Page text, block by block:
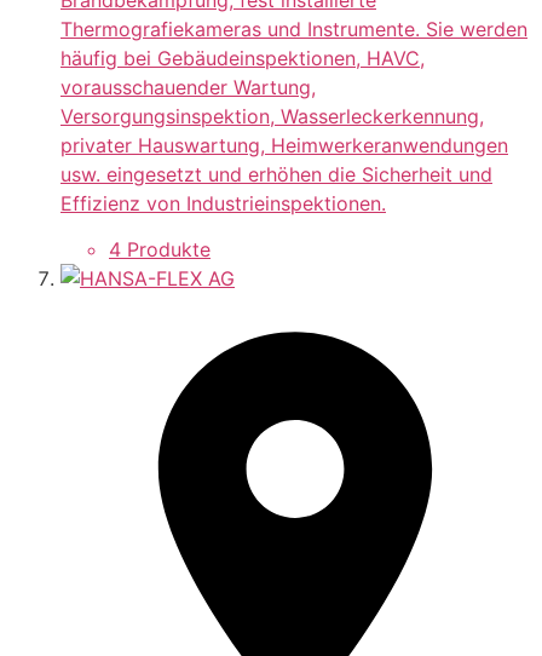
Thermografiekameras und Instrumente. Sie werden
häufig bei Gebäudeinspektionen, HAVC,
vorausschauender Wartung,
Versorgungsinspektion, Wasserleckerkennung,
privater Hauswartung, Heimwerkeranwendungen
usw. eingesetzt und erhöhen die Sicherheit und
Effizienz von Industrieinspektionen.
4 Produkte